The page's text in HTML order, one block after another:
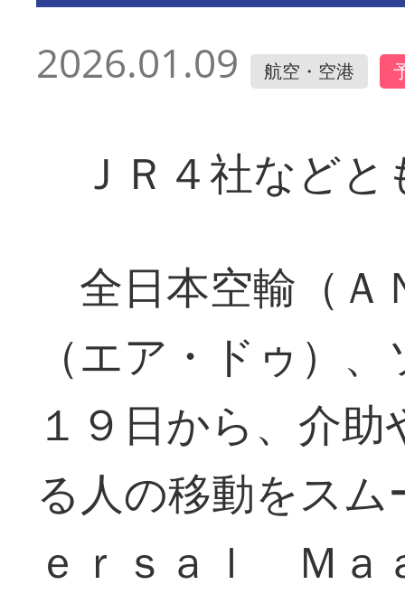
2026.01.09 航空・空港
ＪＲ４社などと
全日本空輸（Ａ
（エア・ドゥ）
１９日から、介
る人の移動をス
ｅｒｓａｌ Ｍａ